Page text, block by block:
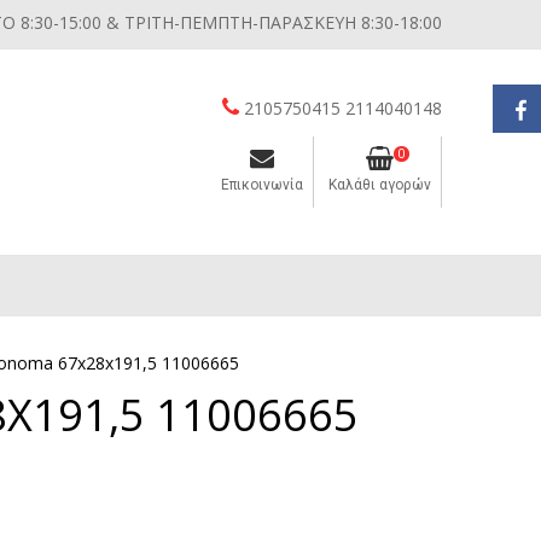
8:30-15:00 & ΤΡΙΤΗ-ΠΕΜΠΤΗ-ΠΑΡΑΣΚΕΥΗ 8:30-18:00
2105750415 2114040148
Επικοινωνία
0
Καλάθι αγορών
67x28x191,5 11006665
11006665